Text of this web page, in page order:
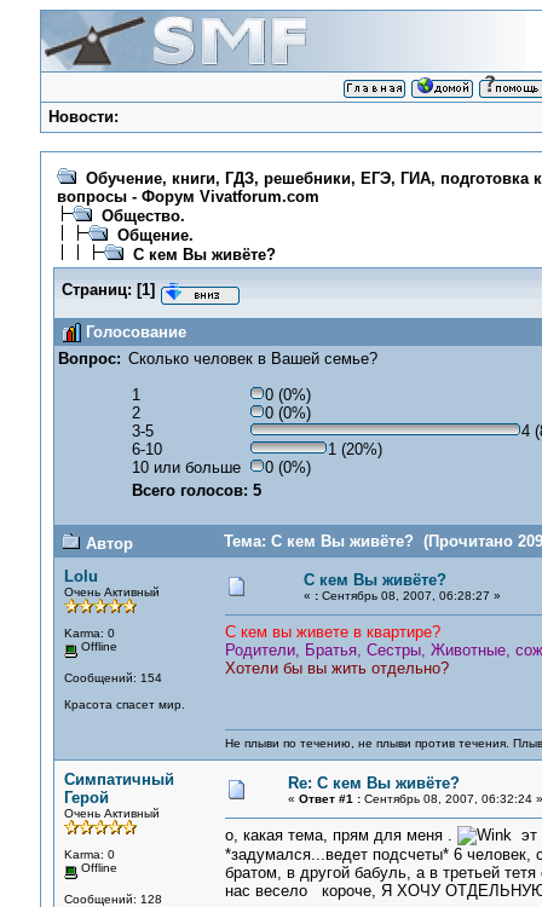
Новости:
Обучение, книги, ГДЗ, решебники, ЕГЭ, ГИА, подготовка
вопросы - Форум Vivatforum.com
Общество.
Общение.
С кем Вы живёте?
Страниц: [1]
Голосование
Вопрос: Сколько человек в Вашей семье?
1
0 (0%)
2
0 (0%)
3-5
4
6-10
1 (20%)
10 или больше
0 (0%)
Всего голосов: 5
Автор
Тема: С кем Вы живёте? (Прочитано
Lolu
Очень Активный
Karma: 0
Offline
Сообщений: 154
Красота спасет мир.
С кем Вы живёте?
« :Сентябрь 08, 2007, 06:28:27 »
С кем вы живете в квартире?
Родители, Братья, Сестры, Животные,
Хотели бы вы жить отдельно?
Не плыви по течению, не плыви против течения.
Симпатичный
Герой
Очень Активный
Karma: 0
Offline
Сообщений: 128
Re: С кем Вы живёте?
« Ответ #1 :Сентябрь 08, 2007, 06:32:24 »
о, какая тема, прям для меня .
эт
*задумался...ведет подсчеты* 6 человек,
братом, в другой бабуль, а в третьей
нас весело короче, Я ХОЧУ